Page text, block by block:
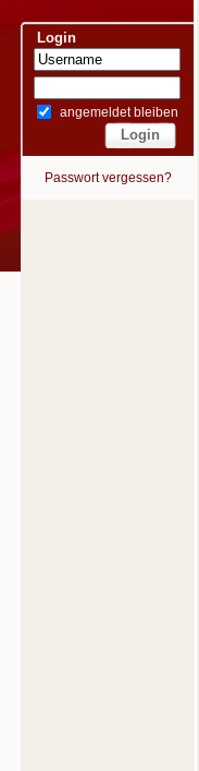
Login
angemeldet bleiben
Passwort vergessen?